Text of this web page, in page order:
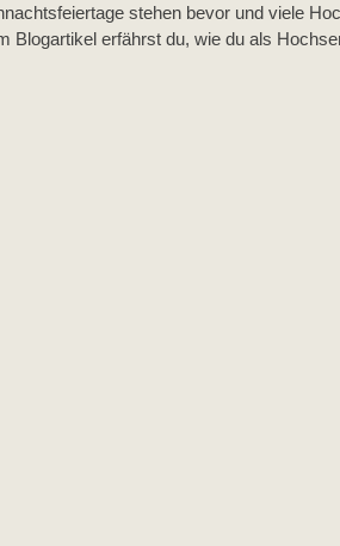
stehen bevor und viele
Blogartikel erfährst du, wie du als